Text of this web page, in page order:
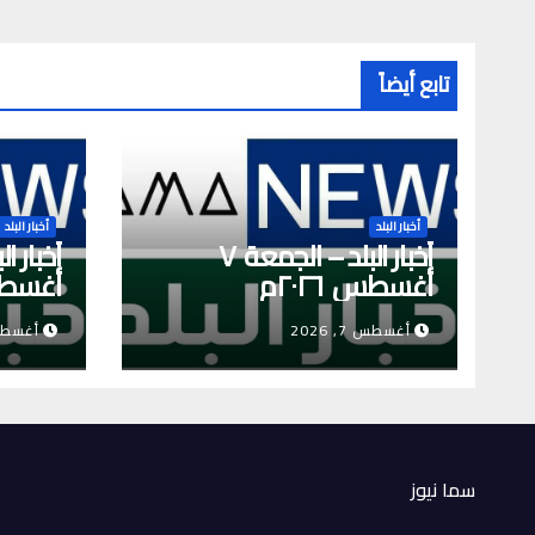
تابع أيضاً
أخبار البلد
أخبار البلد – الجمعة ٧
أغسطس ٢٠٢٦م
أغسطس 7, 2026
أخبار البلد
أغسطس
سما نيوز